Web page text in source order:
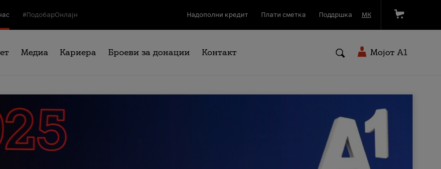
#ПодобарОнлајн Надополни кредит Плати сметка Поддршка МК
Медиа Кариера Броеви за донации Контакт Мојот A1